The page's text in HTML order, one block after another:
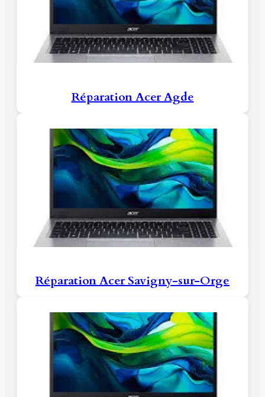
Réparation Acer Agde
Réparation Acer Savigny-sur-Orge